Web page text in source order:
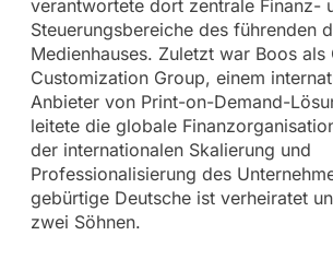
verantwortete dort zentrale Finanz-
Steuerungsbereiche des führenden
Medienhauses. Zuletzt war Boos als
Customization Group, einem
Anbieter von Print-on-Demand-
leitete die globale
der internationalen Skalierung und
Professionalisierung des
gebürtige Deutsche ist verheiratet
zwei Söhnen.